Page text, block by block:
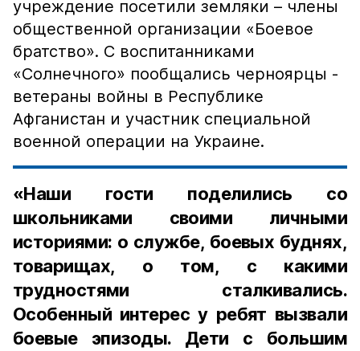
учреждение посетили земляки – члены
общественной организации «Боевое
братство». С воспитанниками
«Солнечного» пообщались черноярцы -
ветераны войны в Республике
Афганистан и участник специальной
военной операции на Украине.
«Наши гости поделились со
школьниками своими личными
историями: о службе, боевых буднях,
товарищах, о том, с какими
трудностями сталкивались.
Особенный интерес у ребят вызвали
боевые эпизоды. Дети с большим